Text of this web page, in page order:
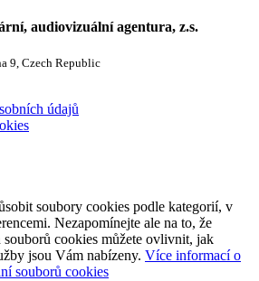
audiovizuální agentura, z.s.
9, Czech Republic
údajů
soubory cookies podle kategorií, v
Nezapomínejte ale na to, že
cookies můžete ovlivnit, jak
jsou Vám nabízeny. Více informací o
souborů cookies